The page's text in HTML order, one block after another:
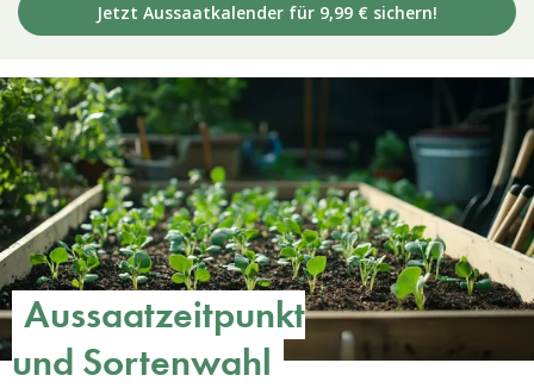
Jetzt Aussaatkalender für 9,99 € sichern!
Aussaatzeitpunkt
und Sortenwahl